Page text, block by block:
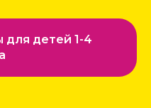
для детей 1-4